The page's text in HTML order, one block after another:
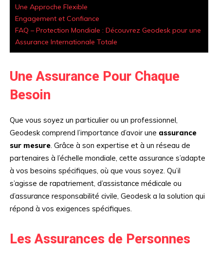
Une Approche Flexible
Engagement et Confiance
FAQ – Protection Mondiale : Découvrez Geodesk pour une
Assurance Internationale Totale
Une Assurance Pour Chaque
Besoin
Que vous soyez un particulier ou un professionnel,
Geodesk comprend l’importance d’avoir une assurance
sur mesure. Grâce à son expertise et à un réseau de
partenaires à l’échelle mondiale, cette assurance s’adapte
à vos besoins spécifiques, où que vous soyez. Qu’il
s’agisse de rapatriement, d’assistance médicale ou
d’assurance responsabilité civile, Geodesk a la solution qui
répond à vos exigences spécifiques.
Les Assurances de Personnes